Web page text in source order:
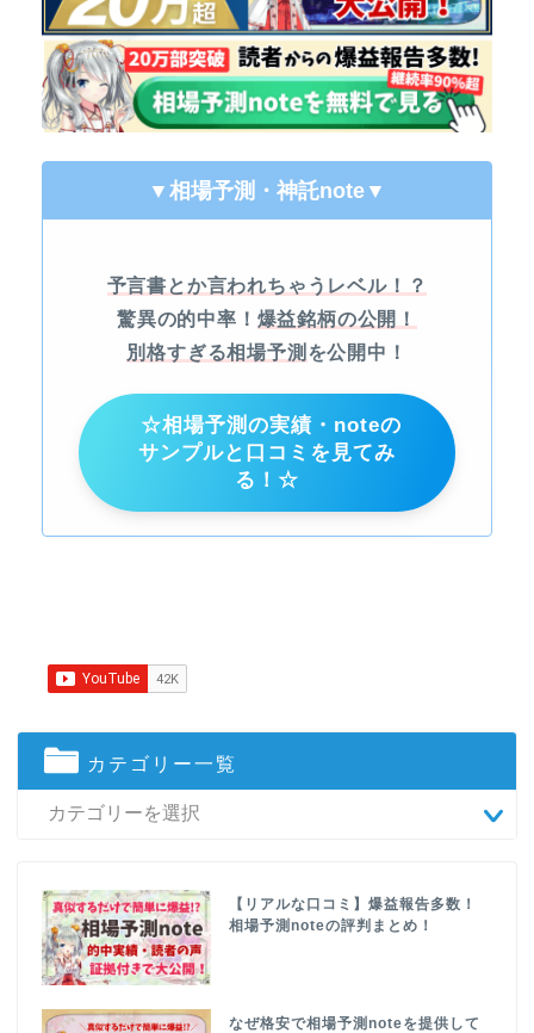
▼相場予測・神託note ▼
予言書とか言われちゃうレベル！？
驚異の的中率！ 爆益銘柄の公開！
別格すぎる相場予測 を公開中！
☆相場予測の実績・noteの
サンプルと口コミを見てみ
る！☆
カテゴリー一覧
【リアルな口コミ】爆益報告多数！
相場予測noteの評判まとめ！
なぜ格安で相場予測noteを提供して